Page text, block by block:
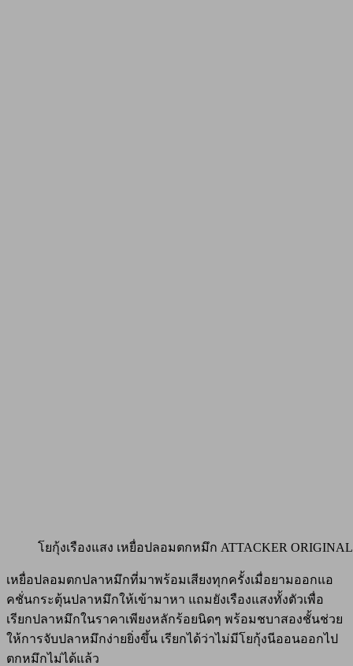
โยกุ้งเรืองแสง เหยื่อปลอมตกหมึก ATTACKER ORIGINAL
เหยื่อปลอมตกปลาหมึกที่มาพร้อมเสียงทุกครั้งเมื่อยามออกแอ
คชั่นกระตุ้นปลาหมึกให้เข้ามาหา แถมยังเรืองแสงทั้งตัวเพื่อ
เรียกปลาหมึกในราคาเพียงหลักร้อยนิดๆ พร้อมชบาสองชั้นช่วย
ให้การจับปลาหมึกง่ายยิ่งขึ้น เรียกได้ว่าไม่มีโยกุ้งนีออนออกไป
ตกหมึกไม่ได้แล้ว